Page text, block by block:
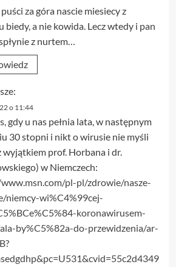
za góra nascie miesiecy z
biedy, a nie kowida. Lecz wtedy i pan
z nurtem…
o 11:44
gdy u nas pełnia lata, w następnym
30 stopni i nikt o wirusie nie myśli
wyjątkiem prof. Horbana i dr.
w Niemczech:
pl-pl/zdrowie/nasze-
niemcy-wi%C4%99cej-
koronawirusem-
by%C5%82a-do-przewidzenia/ar-